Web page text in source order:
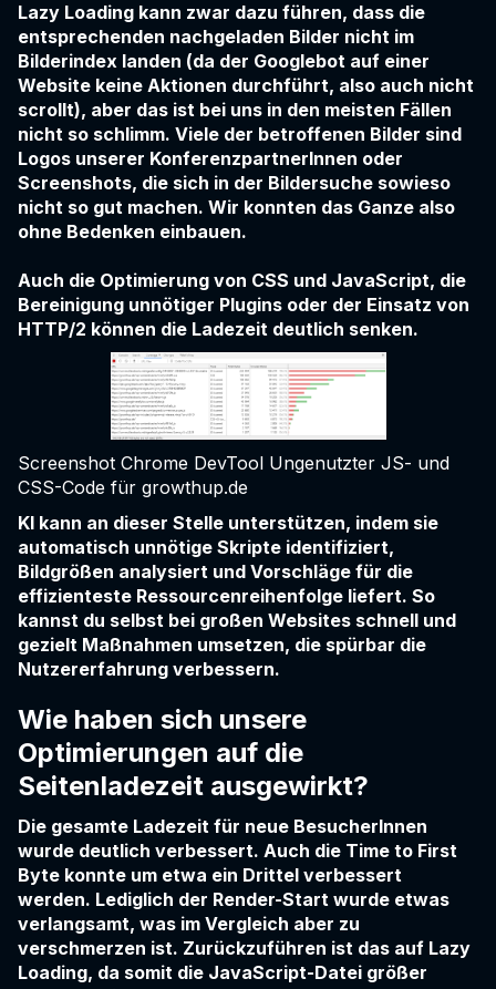
Lazy Loading kann zwar dazu führen, dass die
entsprechenden nachgeladen Bilder nicht im
Bilderindex landen (da der Googlebot auf einer
Website keine Aktionen durchführt, also auch nicht
scrollt), aber das ist bei uns in den meisten Fällen
nicht so schlimm. Viele der betroffenen Bilder sind
Logos unserer KonferenzpartnerInnen oder
Screenshots, die sich in der Bildersuche sowieso
nicht so gut machen. Wir konnten das Ganze also
ohne Bedenken einbauen.
Auch die Optimierung von CSS und JavaScript, die
Bereinigung unnötiger Plugins oder der Einsatz von
HTTP/2 können die Ladezeit deutlich senken.
Screenshot Chrome DevTool Ungenutzter JS- und
CSS-Code für growthup.de
KI kann an dieser Stelle unterstützen, indem sie
automatisch unnötige Skripte identifiziert,
Bildgrößen analysiert und Vorschläge für die
effizienteste Ressourcenreihenfolge liefert. So
kannst du selbst bei großen Websites schnell und
gezielt Maßnahmen umsetzen, die spürbar die
Nutzererfahrung verbessern.
Wie haben sich unsere
Optimierungen auf die
Seitenladezeit ausgewirkt?
Die gesamte Ladezeit für neue BesucherInnen
wurde deutlich verbessert. Auch die Time to First
Byte konnte um etwa ein Drittel verbessert
werden. Lediglich der Render-Start wurde etwas
verlangsamt, was im Vergleich aber zu
verschmerzen ist. Zurückzuführen ist das auf Lazy
Loading, da somit die JavaScript-Datei größer